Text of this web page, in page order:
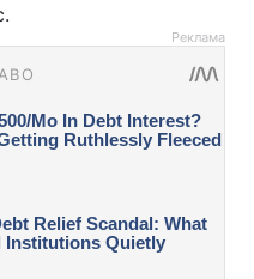
Реклама